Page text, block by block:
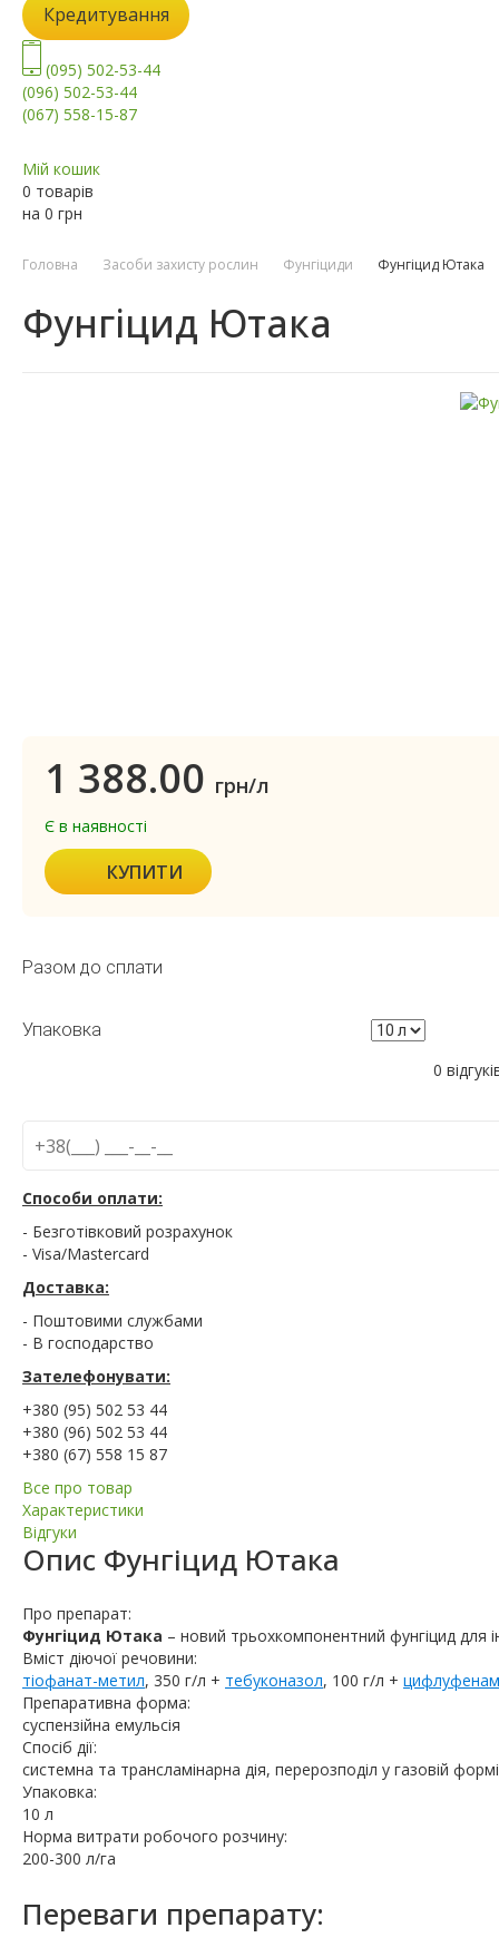
Кредитування
(095) 502-53-44
(096) 502-53-44
(067) 558-15-87
Мій кошик
0 товарів
на 0 грн
Головна Засоби захисту рослин Фунгіциди Фунгіцид Ютака
Фунгіцид Ютака
1 388.00 грн/л
Є в наявності
КУПИТИ
Разом до сплати
Упаковка
0
Способи оплати:
- Безготівковий розрахунок
- Visa/Mastercard
Доставка:
- Поштовими службами
- В господарство
Зателефонувати:
+380 (95) 502 53 44
+380 (96) 502 53 44
+380 (67) 558 15 87
Все про товар
Характеристики
Відгуки
Опис Фунгіцид Ютака
Про препарат:
Фунгіцид Ютака – новий трьохкомпонентний фунгіцид для
Вміст діючої речовини:
тіофанат-метил, 350 г/л + тебуконазол, 100 г/л +
Препаративна форма:
суспензійна емульсія
Спосіб дії:
системна та трансламінарна дія, перерозподіл у газовій формі
Упаковка:
10 л
Норма витрати робочого розчину:
200-300 л/га
Переваги препарату: